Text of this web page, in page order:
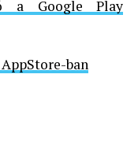
a Google Play
ban